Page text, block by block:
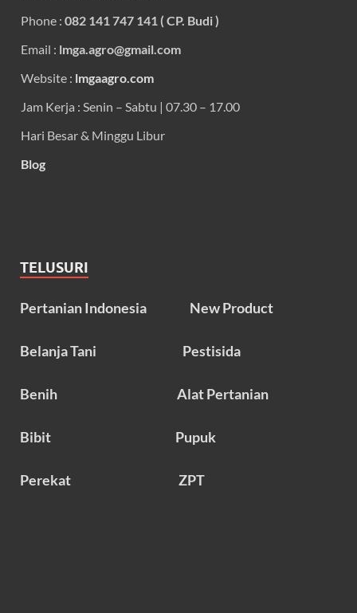
Phone : 082 141 747 141 ( CP. Budi )
Email : lmga.agro@gmail.com
Website : lmgaagro.com
Jam Kerja : Senin – Sabtu | 07.30 – 17.00
Hari Besar & Minggu Libur
Blog
TELUSURI
Pertanian Indonesia New Product
Belanja Tani Pestisida
Benih Alat Pertanian
Bibit Pupuk
Perekat ZPT